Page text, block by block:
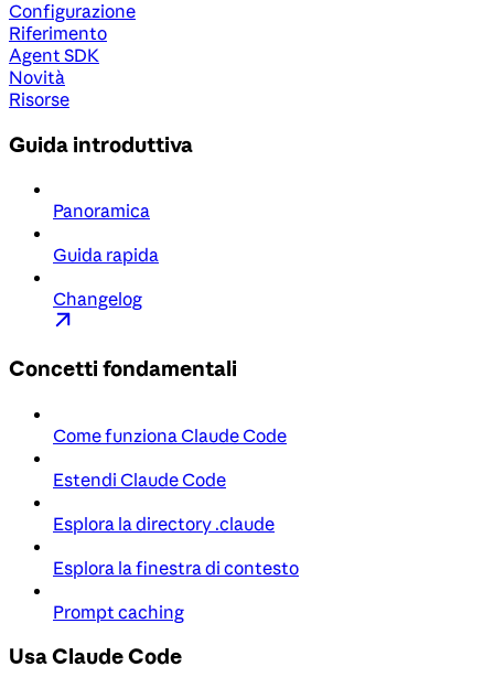
Configurazione
Riferimento
Agent SDK
Novità
Risorse
Guida introduttiva
Panoramica
Guida rapida
Changelog
Concetti fondamentali
Come funziona Claude Code
Estendi Claude Code
Esplora la directory .claude
Esplora la finestra di contesto
Prompt caching
Usa Claude Code